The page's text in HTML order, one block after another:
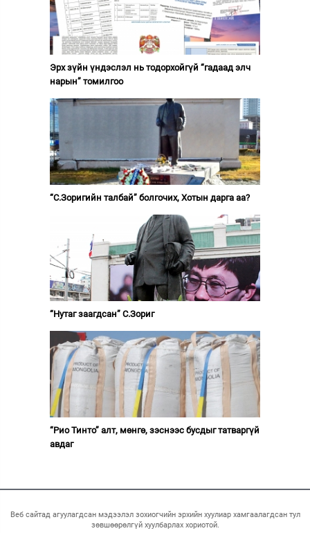
Эрх зүйн үндэслэл нь тодорхойгүй “гадаад элч
нарын” томилгоо
“С.Зоригийн талбай” болгочих, Хотын дарга аа?
“Нутаг заагдсан” С.Зориг
“Рио Тинто” алт, мөнгө, зэснээс бусдыг татваргүй
авдаг
Веб сайтад агуулагдсан мэдээлэл зохиогчийн эрхийн хуулиар хамгаалагдсан тул
зөвшөөрөлгүй хуулбарлах хориотой.